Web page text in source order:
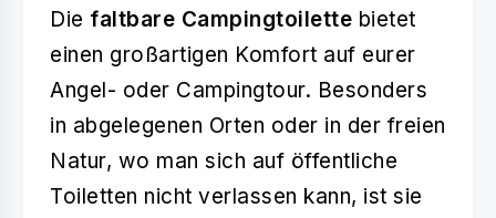
Die faltbare Campingtoilette bietet
einen großartigen Komfort auf eurer
Angel- oder Campingtour. Besonders
in abgelegenen Orten oder in der freien
Natur, wo man sich auf öffentliche
Toiletten nicht verlassen kann, ist sie